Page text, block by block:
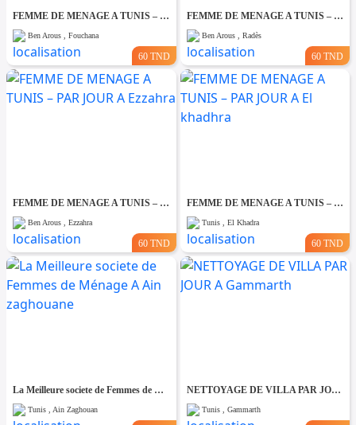
FEMME DE MENAGE A TUNIS – PAR JOUR A Fouchana
Ben Arous , Fouchana
60 TND
FEMME DE MENAGE A TUNIS – PAR JOUR A Rades
Ben Arous , Radès
60 TND
FEMME DE MENAGE A TUNIS – PAR JOUR A Ezzahra
Ben Arous , Ezzahra
60 TND
FEMME DE MENAGE A TUNIS – PAR JOUR A El khadhra
Tunis , El Khadra
60 TND
La Meilleure societe de Femmes de Ménage A Ain zaghouane
Tunis , Ain Zaghouan
NETTOYAGE DE VILLA PAR JOUR A Gammarth
Tunis , Gammarth